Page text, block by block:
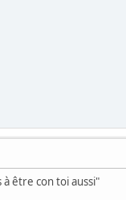
être con toi aussi"